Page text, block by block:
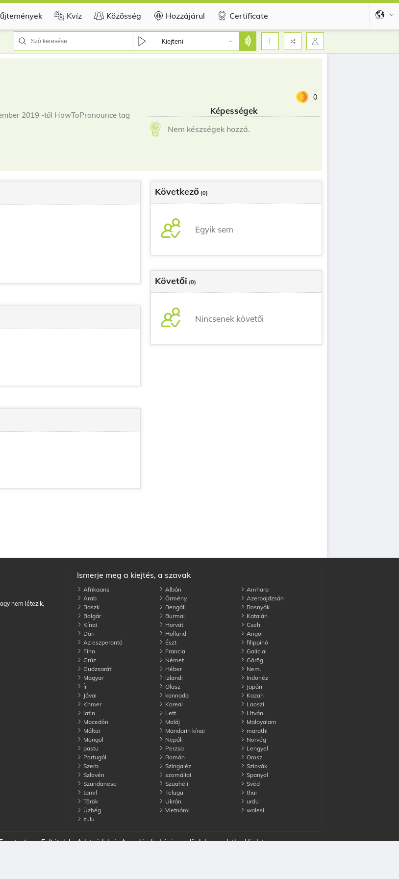
Kvíz Közösség Hozzájárul Certificate
Kiejteni
2019 -től HowToPronounce tag
0
Képességek
Nem készségek hozzá.
Következő (0)
Egyik sem
Követői (0)
Nincsenek követői
nem létezik,
Ismerje meg a kiejtés, a szavak
Afrikaans Albán
Amhara
Arab
Örmény
Azerbajdzsán
Baszk
Bengáli
Bosnyák
Bolgár
Burmai
Katalán
Kínai
Horvát
Cseh
Dán
Holland
Angol
Az eszperantó
Észt
filippínó
Finn
Francia
Galíciai
Grúz
Német
Görög
Gudzsaráti
Héber
Nem.
Magyar
Izlandi
Indonéz
Ír
Olasz
Japán
Jávai
kannada
Kazah
Khmer
Koreai
Laoszi
latin
Lett
Litván
Macedón
Maláj
Malayalam
Máltai
Mandarin kínai
marathi
Mongol
Nepáli
Norvég
pastu
Perzsa
Lengyel
Portugál
Román
Orosz
Szerb
Szingaléz
Szlovák
Szlovén
szomáliai
Spanyol
Szundanese
Szuahéli
Svéd
tamil
Telugu
thai
Török
Ukrán
urdu
Üzbég
Vietnámi
walesi
zulu
Feltételek Adatvédelmi A cookie-k Lépjen velünk kapcsolatba Hirdet